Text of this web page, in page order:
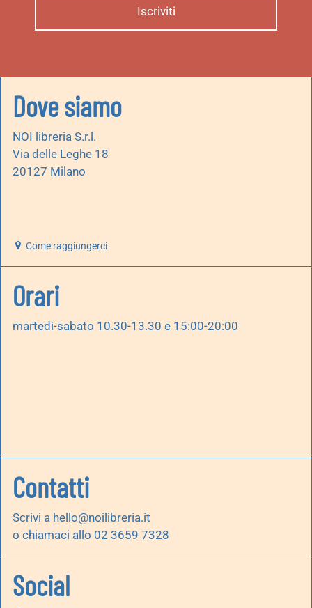
Dove siamo
NOI libreria S.r.l.
Via delle Leghe 18
20127 Milano
Come raggiungerci
Orari
martedì-sabato 10.30-13.30 e 15:00-20:00
Contatti
Scrivi a hello@noilibreria.it
o chiamaci allo 02 3659 7328
Social